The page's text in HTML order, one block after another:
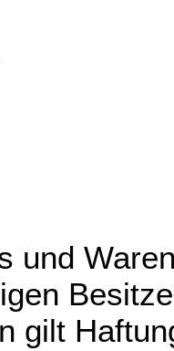
und
gilt